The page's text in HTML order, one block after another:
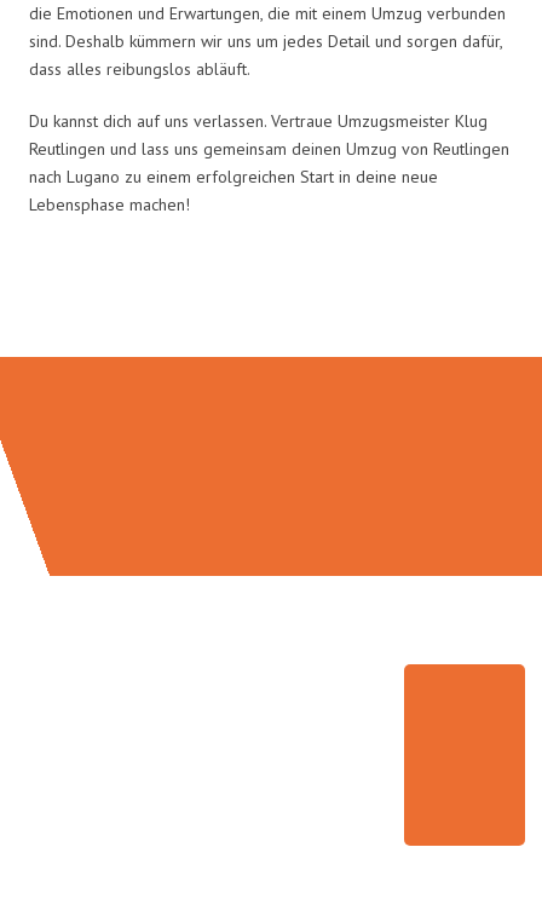
die Emotionen und Erwartungen, die mit einem Umzug verbunden
sind. Deshalb kümmern wir uns um jedes Detail und sorgen dafür,
dass alles reibungslos abläuft.
Du kannst dich auf uns verlassen. Vertraue Umzugsmeister Klug
Reutlingen und lass uns gemeinsam deinen Umzug von Reutlingen
nach Lugano zu einem erfolgreichen Start in deine neue
Lebensphase machen!